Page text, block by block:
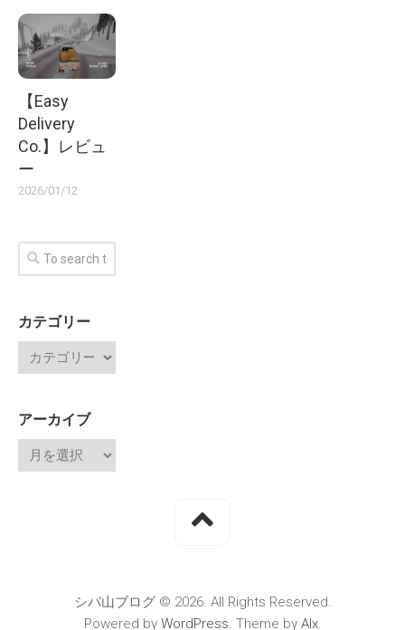
【Easy
Delivery
Co.】レビュ
ー
2026/01/12
カテゴリー
アーカイブ
シバ山ブログ © 2026. All Rights Reserved.
Powered by WordPress. Theme by Alx.